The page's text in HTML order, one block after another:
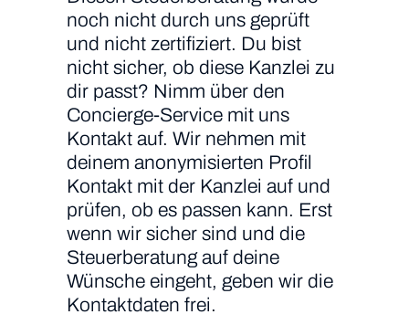
noch nicht durch uns geprüft
und nicht zertifiziert. Du bist
nicht sicher, ob diese Kanzlei zu
dir passt? Nimm über den
Concierge-Service mit uns
Kontakt auf. Wir nehmen mit
deinem anonymisierten Profil
Kontakt mit der Kanzlei auf und
prüfen, ob es passen kann. Erst
wenn wir sicher sind und die
Steuerberatung auf deine
Wünsche eingeht, geben wir die
Kontaktdaten frei.